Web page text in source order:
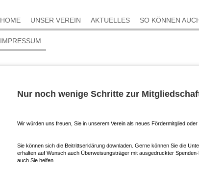
HOME UNSER VEREIN AKTUELLES SO KÖNNEN
IMPRESSUM
Nur noch wenige Schritte zur
Wir würden uns freuen, Sie in unserem Verein als neues Fördermitglied
Sie können sich die Beitrittserklärung downladen. Gerne können Sie die
erhalten auf Wunsch auch Überweisungsträger mit ausgedruckter
auch Sie helfen.